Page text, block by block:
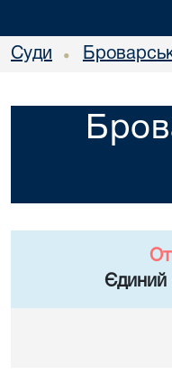
Суди •
Єдиний